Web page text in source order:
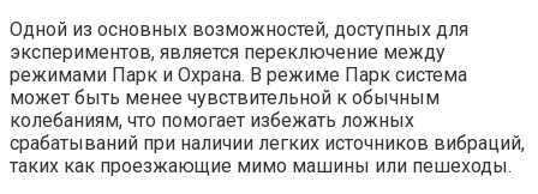
Одной из основных возможностей, доступных для
экспериментов, является переключение между
режимами Парк и Охрана. В режиме Парк система
может быть менее чувствительной к обычным
колебаниям, что помогает избежать ложных
срабатываний при наличии легких источников вибраций,
таких как проезжающие мимо машины или пешеходы.